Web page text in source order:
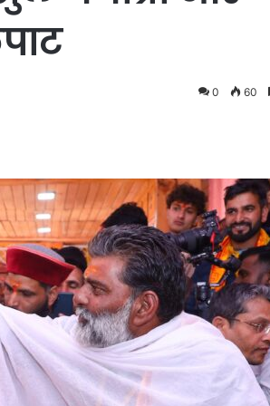
0 60